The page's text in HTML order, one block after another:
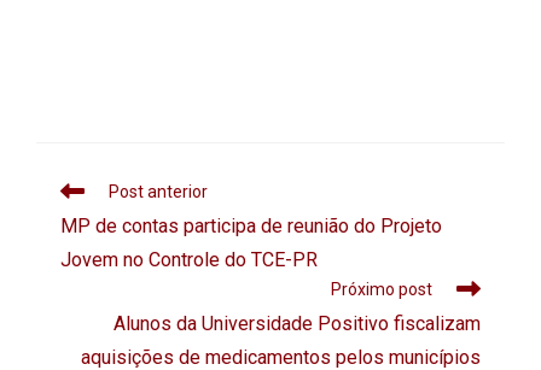
Post anterior
MP de contas participa de reunião do Projeto
Jovem no Controle do TCE-PR
Próximo post
Alunos da Universidade Positivo fiscalizam
aquisições de medicamentos pelos municípios